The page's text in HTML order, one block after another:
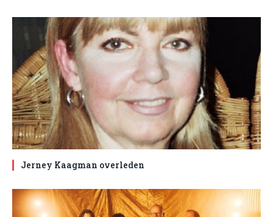
Jerney Kaagman overleden